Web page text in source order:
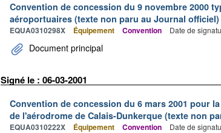
Convention de concession du 9 novembre 2000
aéroportuaires (texte non paru au Journal officiel)
EQUA0310298X Équipement Convention Date de
Document principal
Signé le : 06-03-2001
Convention de concession du 6 mars 2001 pour
de l'aérodrome de Calais-Dunkerque (texte non
EQUA0310222X Équipement Convention Date de